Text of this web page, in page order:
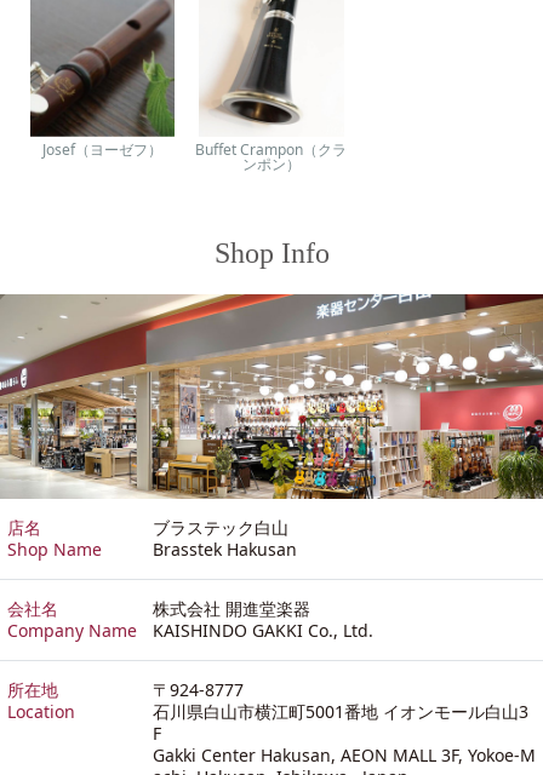
Josef（ヨーゼフ） Buffet Crampon（クラ
ンポン）
Shop Info
店名
Shop Name
ブラステック白山
Brasstek Hakusan
会社名
Company Name
株式会社 開進堂楽器
KAISHINDO GAKKI Co., Ltd.
所在地
Location
〒924-8777
石川県白山市横江町5001番地 イオンモール白山3
F
Gakki Center Hakusan, AEON MALL 3F, Yokoe-M